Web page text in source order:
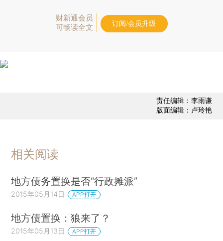
财新通会员
可畅读全文
订阅/会员升级
责任编辑：李雨谦
版面编辑：卢玲艳
相关阅读
地方债务置换是否“行政摊派”
2015年05月14日 APP打开
地方债置换：狼来了？
2015年05月13日 APP打开